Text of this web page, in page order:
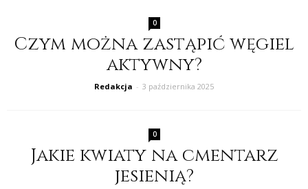
0
Czym można zastąpić węgiel
aktywny?
Redakcja - 3 października 2025
0
Jakie kwiaty na cmentarz
jesienią?